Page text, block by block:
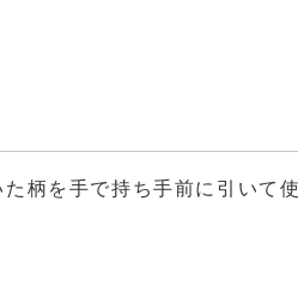
柄を手で持ち手前に引いて